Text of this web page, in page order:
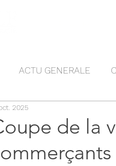
ACTU GENERALE
de la
2025